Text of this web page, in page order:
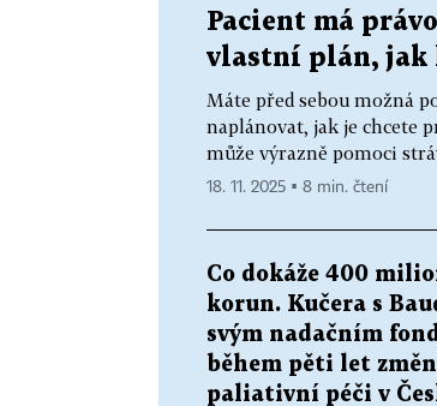
Pacient má
vlastní plán, jak
Máte před sebou možná
naplánovat, jak je chcete
může výrazně pomoci
18. 11. 2025 ▪ 8 min. čtení
Co dokáže 400
korun. Kučera s
svým nadačním
během pěti let
paliativní péči v